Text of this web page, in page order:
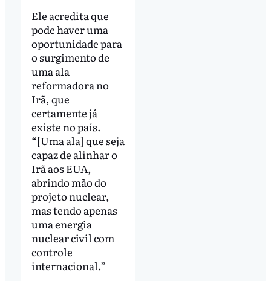
Ele acredita que
pode haver uma
oportunidade para
o surgimento de
uma ala
reformadora no
Irã, que
certamente já
existe no país.
“[Uma ala] que seja
capaz de alinhar o
Irã aos EUA,
abrindo mão do
projeto nuclear,
mas tendo apenas
uma energia
nuclear civil com
controle
internacional.”